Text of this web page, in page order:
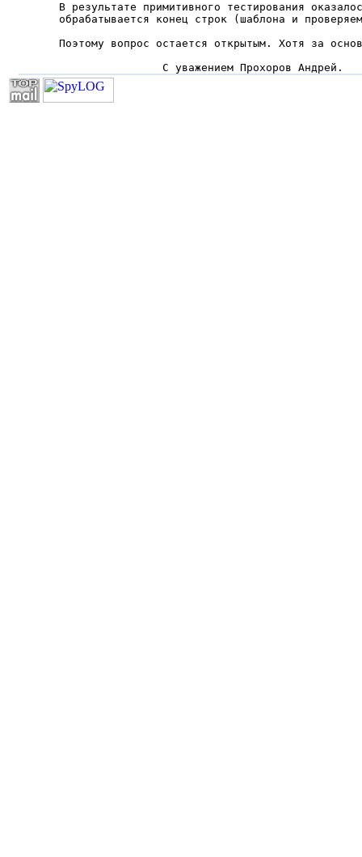
В результате примитивного тестирования
обрабатывается конец строк (шаблона и
Поэтому вопрос остается открытым. Хотя за
                С уважением Прохоров Андрей.